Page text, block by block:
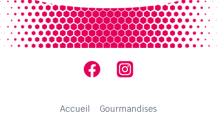
Accueil
Gourmandises